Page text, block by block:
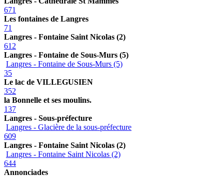
671
Les fontaines de Langres
71
Langres - Fontaine Saint Nicolas (2)
612
Langres - Fontaine de Sous-Murs (5)
Langres - Fontaine de Sous-Murs (5)
35
Le lac de VILLEGUSIEN
352
la Bonnelle et ses moulins.
137
Langres - Sous-préfecture
Langres - Glacière de la sous-préfecture
609
Langres - Fontaine Saint Nicolas (2)
Langres - Fontaine Saint Nicolas (2)
644
Annonciades